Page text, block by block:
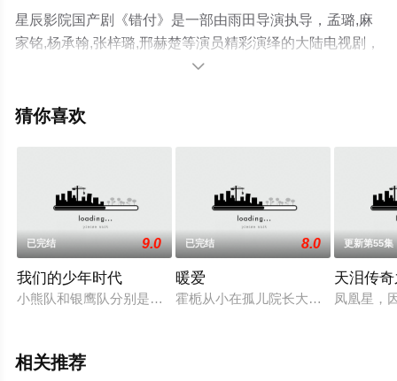
星辰影院国产剧《错付》是一部由雨田导演执导，孟璐,麻
家铭,杨承翰,张梓璐,邢赫楚等演员精彩演绎的大陆电视剧，
免费观看高清未删减完整版电视剧全集就上星辰电影院，
视剧、电视猫或剧情网等平台了解。

猜你喜欢
已完结 9.0
我们的少年时代
小熊队和银鹰队分别是月亮岛中学和中加中学的校园棒球队。长
已完结 8.0
暖爱
霍栀从小在孤儿院长大。在一场车祸
更新第55集
天泪传
凤凰星，
相关推荐